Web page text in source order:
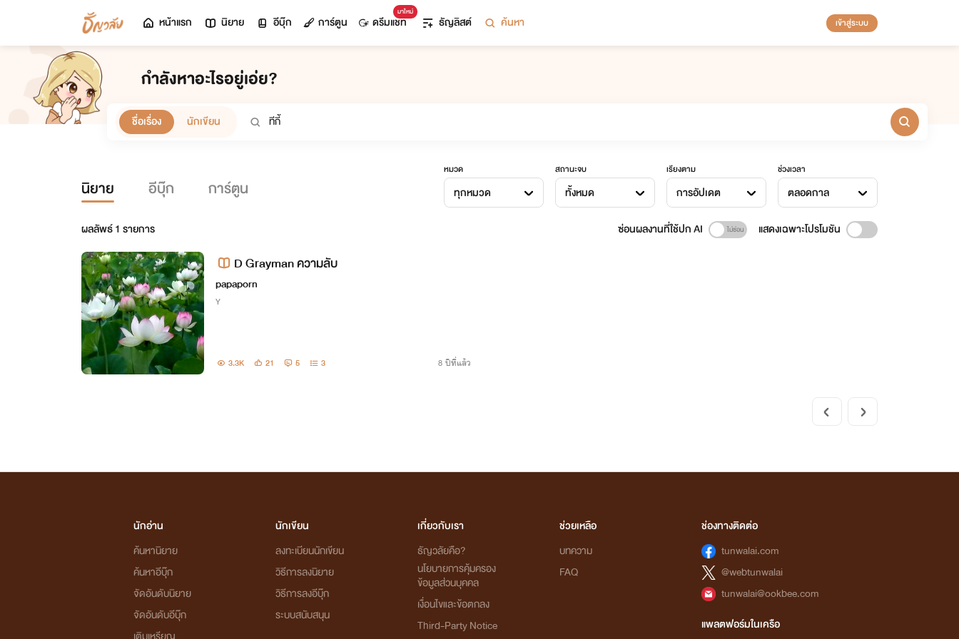
หน้าแรก นิยาย อีบุ๊ก การ์ตูน
มาใหม่
ดรีมแชท ธัญลิสต์ ค้นหา เข้าสู่ระบบ
กำลังหาอะไรอยู่เอ่ย?
ชื่อเรื่อง นักเขียน
นิยาย อีบุ๊ก การ์ตูน
หมวด
ทุกหมวด
สถานะจบ
ทั้งหมด
เรียงตาม
การอัปเดต
ช่วงเวลา
ตลอดกาล
ผลลัพธ์1 รายการ ซ่อนผลงานที่ใช้ปก AI แสดงเฉพาะโปรโมชัน
D Grayman ความลับ
papaporn
Y
3.3K 21 5 3 8 ปีที่แล้ว
นักอ่าน
ค้นหานิยาย
ค้นหาอีบุ๊ก
จัดอันดับนิยาย
จัดอันดับอีบุ๊ก
นักเขียน
ลงทะเบียนนักเขียน
วิธีการลงนิยาย
วิธีการลงอีบุ๊ก
ระบบสนับสนุน
เกี่ยวกับเรา
ธัญวลัยคือ?
นโยบายการคุ้มครอง
ข้อมูลส่วนบุคคล
เงื่อนไขและข้อตกลง
Third-Party Notice
ช่วยเหลือ
บทความ
FAQ
ช่องทางติดต่อ
tunwalai.com
@webtunwalai
tunwalai@ookbee.com
แพลตฟอร์มในเครือ